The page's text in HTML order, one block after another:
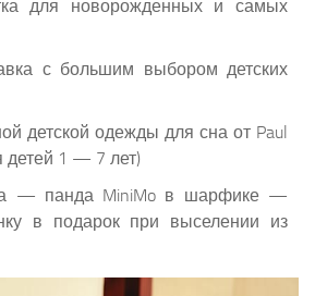
для новорожденных и самых
с большим выбором детских
детской одежды для сна от Paul
детей 1 — 7 лет)
— панда MiniMo в шарфике —
в подарок при выселении из